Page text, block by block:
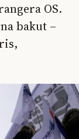
OS.
bakut –